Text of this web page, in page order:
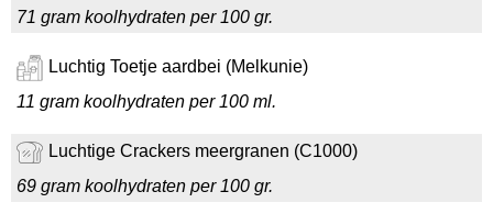
71 gram koolhydraten per 100 gr.
Luchtig Toetje aardbei (Melkunie)
11 gram koolhydraten per 100 ml.
Luchtige Crackers meergranen (C1000)
69 gram koolhydraten per 100 gr.